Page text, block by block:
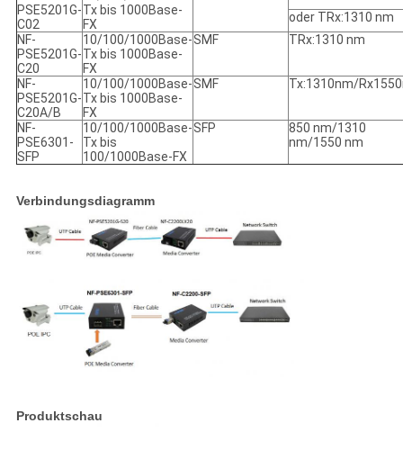
PSE5201G-
C02
Tx bis 1000Base-
FX
oder TRx:1310 nm
NF-
PSE5201G-
C20
10/100/1000Base-
Tx bis 1000Base-
FX
SMF TRx:1310 nm
NF-
PSE5201G-
C20A/B
10/100/1000Base-
Tx bis 1000Base-
FX
SMF Tx:1310nm/
NF-
PSE6301-
SFP
10/100/1000Base-
Tx bis
100/1000Base-FX
SFP
850 nm/1310
nm/1550 nm
Verbindungsdiagramm
Produktschau